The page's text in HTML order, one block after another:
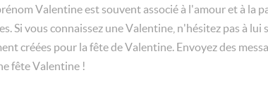
Valentine est souvent associé à l'amour et à la
Si vous connaissez une Valentine, n'hésitez pas à
créées pour la fête de Valentine. Envoyez des
fête Valentine !